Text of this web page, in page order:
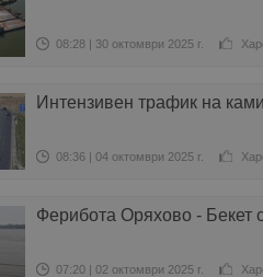
08:28 | 30 октомври 2025 г.
Интензивен трафик на
08:36 | 04 октомври 2025 г.
Ферибота Оряхово - Бекет
07:20 | 02 октомври 2025 г.